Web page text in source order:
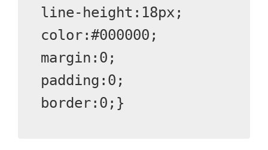
line-height:18px;
color:#000000;
margin:0;
padding:0;